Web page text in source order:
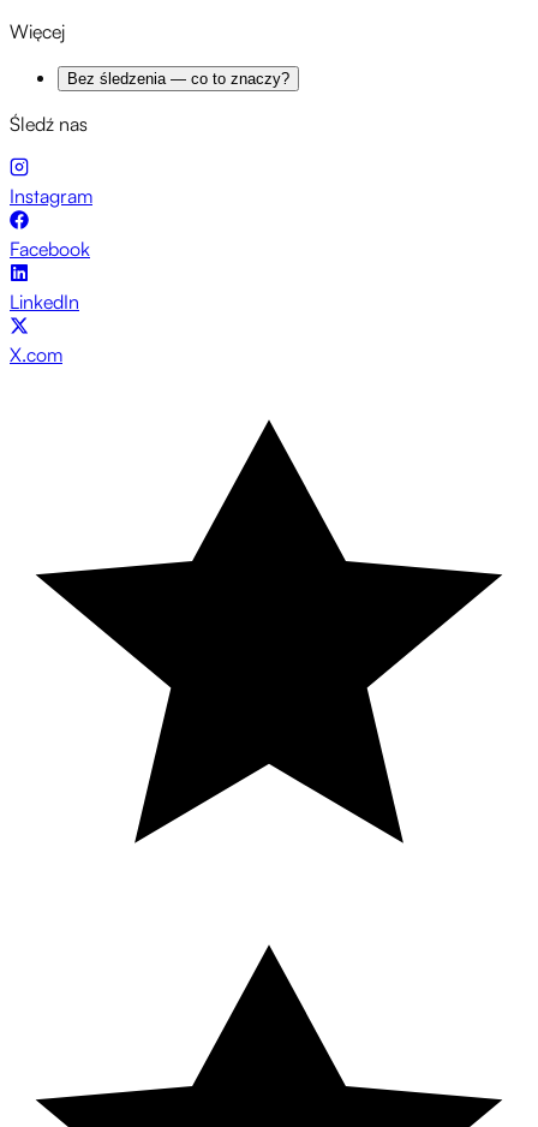
Więcej
Bez śledzenia — co to znaczy?
Śledź nas
Instagram
Facebook
LinkedIn
X.com